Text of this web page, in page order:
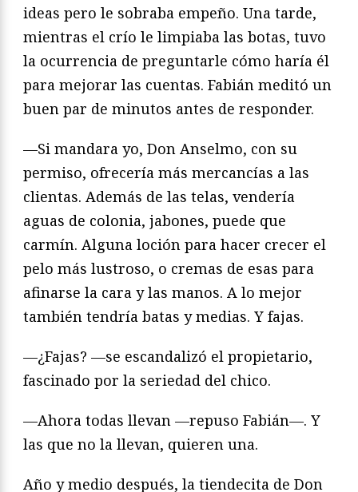
ideas pero le sobraba empeño. Una tarde,
mientras el crío le limpiaba las botas, tuvo
la ocurrencia de preguntarle cómo haría él
para mejorar las cuentas. Fabián meditó un
buen par de minutos antes de responder.
—Si mandara yo, Don Anselmo, con su
permiso, ofrecería más mercancías a las
clientas. Además de las telas, vendería
aguas de colonia, jabones, puede que
carmín. Alguna loción para hacer crecer el
pelo más lustroso, o cremas de esas para
afinarse la cara y las manos. A lo mejor
también tendría batas y medias. Y fajas.
—¿Fajas? —se escandalizó el propietario,
fascinado por la seriedad del chico.
—Ahora todas llevan —repuso Fabián—. Y
las que no la llevan, quieren una.
Año y medio después, la tiendecita de Don